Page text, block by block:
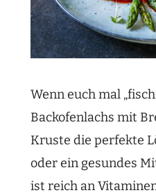
Wenn euch mal
Backofenlachs mit
Kruste die perfekte
oder ein gesundes
ist reich an